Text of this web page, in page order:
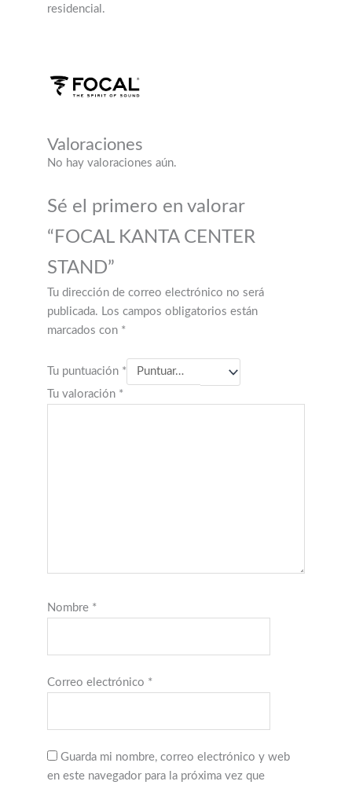
residencial.
Valoraciones
No hay valoraciones aún.
Sé el primero en valorar
“FOCAL KANTA CENTER
STAND”
Tu dirección de correo electrónico no será
publicada. Los campos obligatorios están
marcados con *
Tu puntuación *
Tu valoración *
Nombre *
Correo electrónico *
Guarda mi nombre, correo electrónico y web
en este navegador para la próxima vez que